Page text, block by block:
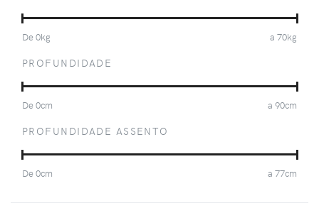
De0kg a 70kg
PROFUNDIDADE
De0cm a 90cm
PROFUNDIDADE ASSENTO
De0cm a 77cm